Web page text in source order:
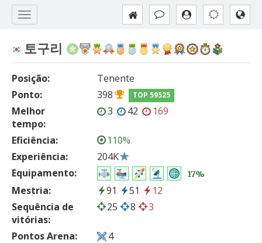
토구리
Posição:
Tenente
Ponto:
398 TOP 59525
Melhor
tempo:
3 42 169
Eficiência:
110%
Experiência:
204K
Equipamento:
17%
Mestria: 91 51
12
Sequência de
vitórias:
25 8 3
Pontos Arena:
4